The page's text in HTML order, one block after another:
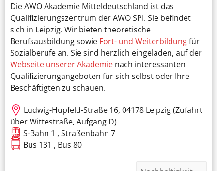
Die AWO Akademie Mitteldeutschland ist das
Qualifizierungszentrum der AWO SPI. Sie befindet
sich in Leipzig. Wir bieten theoretische
Berufsausbildung sowie Fort- und Weiterbildungfür
Sozialberufe an. Sie sind herzlich eingeladen, auf der
Webseite unserer Akademienach interessanten
Qualifizierungangeboten für sich selbst oder Ihre
Beschäftigten zu schauen.
Ludwig-Hupfeld-Straße 16, 04178 Leipzig (Zufahrt
über Wittestraße, Aufgang D)
S-Bahn 1 , Straßenbahn 7
Bus 131 , Bus 80